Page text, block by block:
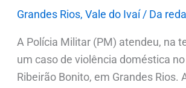
Grandes Rios, Vale do Ivaí/ Da
A Polícia Militar (PM) atendeu, na
um caso de violência doméstica
Ribeirão Bonito, em Grandes Rios.
Rios